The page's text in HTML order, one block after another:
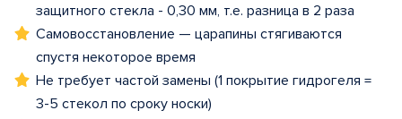
защитного стекла - 0,30 мм, т.е. разница в 2 раза
Самовосстановление — царапины стягиваются
спустя некоторое время
Не требует частой замены (1 покрытие гидрогеля =
3-5 стекол по сроку носки)